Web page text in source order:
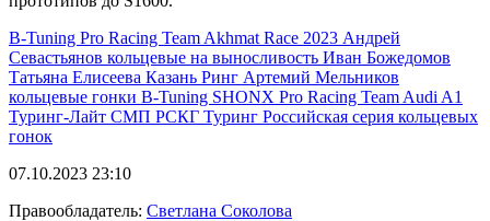
B-Tuning Pro Racing Team Akhmat Race 2023 Андрей
Севастьянов кольцевые на выносливость Иван Божедомов
Татьяна Елисеева Казань Ринг Артемий Мельников
кольцевые гонки B-Tuning SHONX Pro Racing Team Audi A1
Туринг-Лайт СМП РСКГ Туринг Российская серия кольцевых
гонок
07.10.2023 23:10
Правообладатель: Светлана Соколова